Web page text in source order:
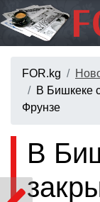
FOR.kg
В Бишкеке
Фрунзе
В